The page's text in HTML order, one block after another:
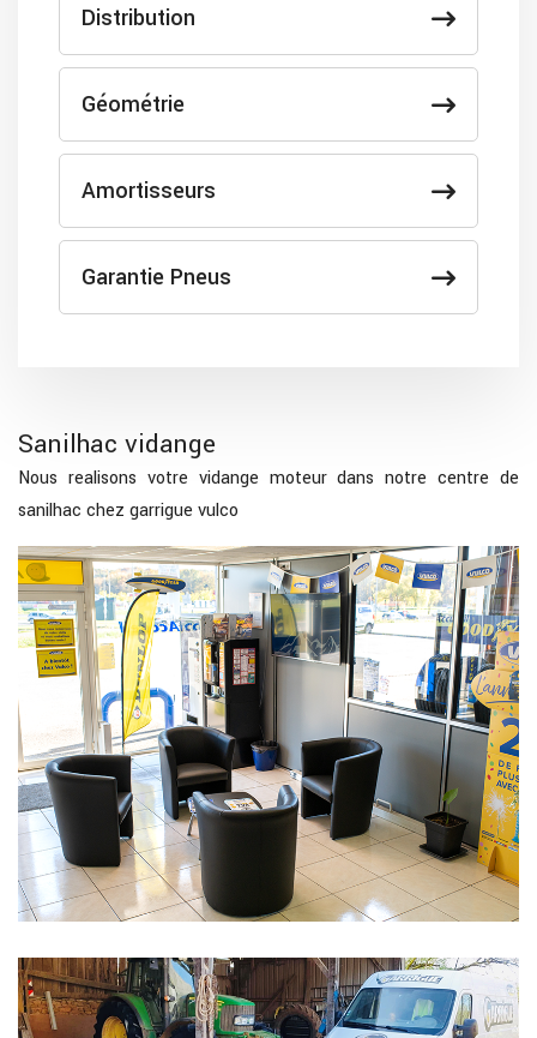
Distribution
Géométrie
Amortisseurs
Garantie Pneus
Sanilhac vidange
Nous realisons votre vidange moteur dans notre centre de
sanilhac chez garrigue vulco